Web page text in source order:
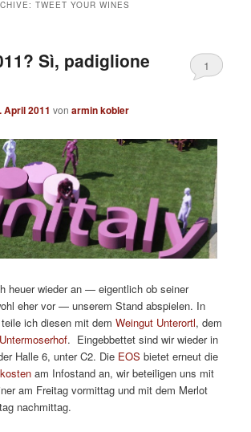
TWEET YOUR WINES
Sì, padiglione
April 2011 vonarmin kobler
1
heuer wieder an — eigentlich ob seiner
eher vor — unserem Stand abspielen. In
teile ich diesen mit demWeingut Unterortl, dem
Untermoserhof. Eingebbettet sind wir wieder in
Halle 6, unter C2. Die EOS bietet erneut die
am Infostand an, wir beteiligen uns mit
am Freitag vormittag und mit dem Merlot
nachmittag.